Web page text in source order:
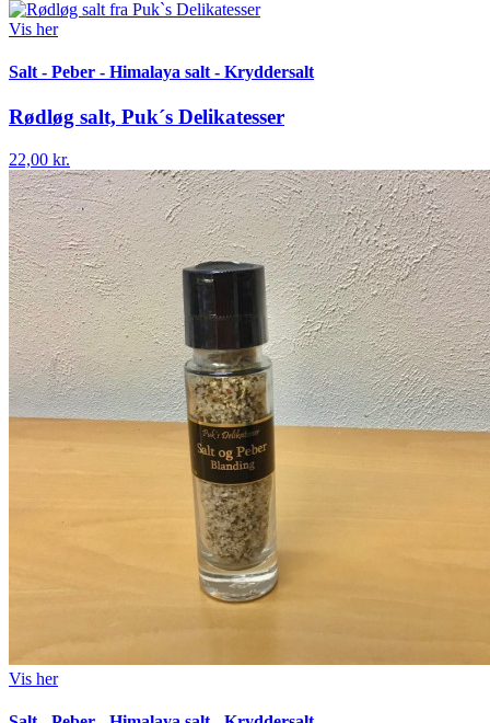
Vis her
Salt - Peber - Himalaya salt - Kryddersalt
Rødløg salt, Puk´s Delikatesser
22,00 kr.
Vis her